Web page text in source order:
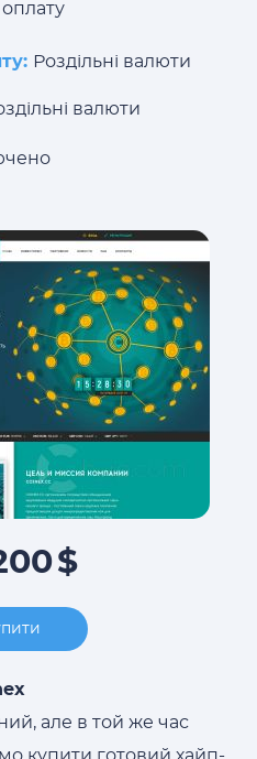
Роздільні валюти
валюти
$
але в той же час